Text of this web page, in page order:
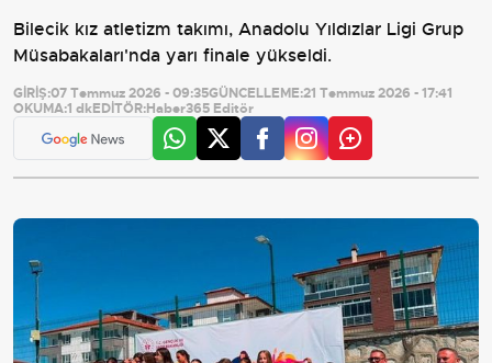
Bilecik kız atletizm takımı, Anadolu Yıldızlar Ligi Grup
Müsabakaları'nda yarı finale yükseldi.
GİRİŞ:07 Temmuz 2026 - 09:35GÜNCELLEME:21 Temmuz 2026 - 17:41
OKUMA:1 dkEDİTÖR:Haber365 Editör